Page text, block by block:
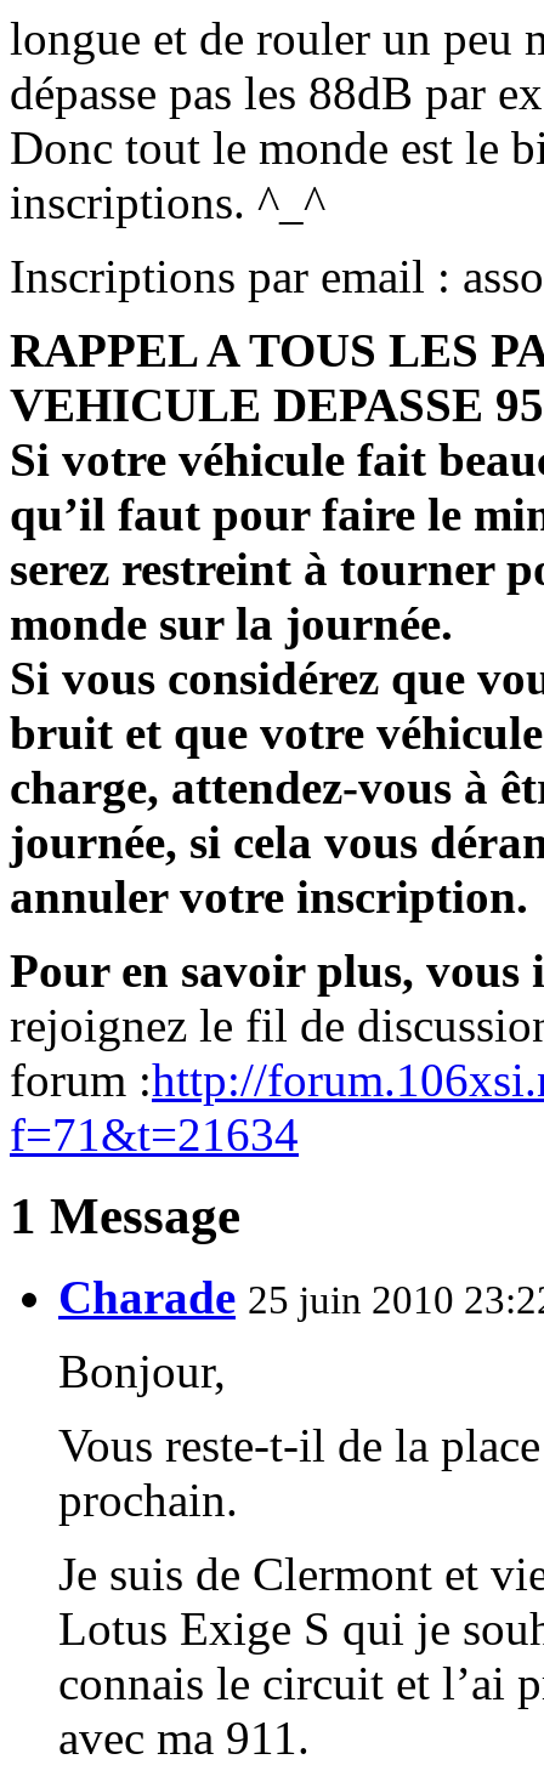
longue et de rouler un peu
dépasse pas les 88dB par
Donc tout le monde est le
inscriptions. ^_^
Inscriptions par email :
RAPPEL A TOUS LES
VEHICULE DEPASSE
Si votre véhicule fait
qu’il faut pour faire le
serez restreint à tourner
monde sur la journée.
Si vous considérez que
bruit et que votre
charge, attendez-vous à
journée, si cela vous
annuler votre inscription.
Pour en savoir plus, vous
rejoignez le fil de
forum :http://
f=71&t=21634
1 Message
Charade 25 juin 2010
Bonjour,
Vous reste-t-il de la
prochain.
Je suis de Clermont et
Lotus Exige S qui je
connais le circuit et l’ai
avec ma 911.